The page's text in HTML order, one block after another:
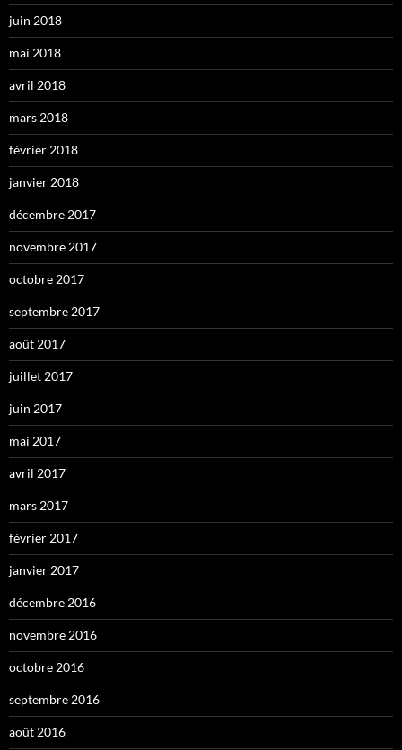
juin 2018
mai 2018
avril 2018
mars 2018
février 2018
janvier 2018
décembre 2017
novembre 2017
octobre 2017
septembre 2017
août 2017
juillet 2017
juin 2017
mai 2017
avril 2017
mars 2017
février 2017
janvier 2017
décembre 2016
novembre 2016
octobre 2016
septembre 2016
août 2016